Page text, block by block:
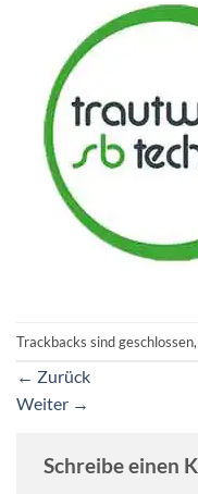
Trackbacks sind
← Zurück
Weiter →
Schreibe einen